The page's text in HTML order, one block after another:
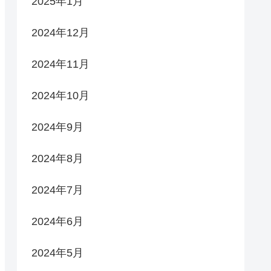
2024年12月
2024年11月
2024年10月
2024年9月
2024年8月
2024年7月
2024年6月
2024年5月